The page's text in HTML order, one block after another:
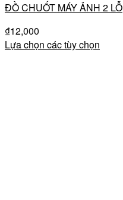
ĐỒ CHUỐT MÁY ẢNH 2 LỖ
₫12,000
Lựa chọn các tùy chọn